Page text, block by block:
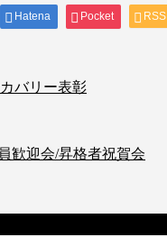
Hatena Pocket RSS
バリー表彰
歓迎会/昇格者祝賀会